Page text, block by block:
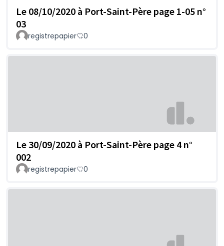
Le 08/10/2020 à Port-Saint-Père page 1-05 n°
03
registrepapier 0
Le 30/09/2020 à Port-Saint-Père page 4 n°
002
registrepapier 0